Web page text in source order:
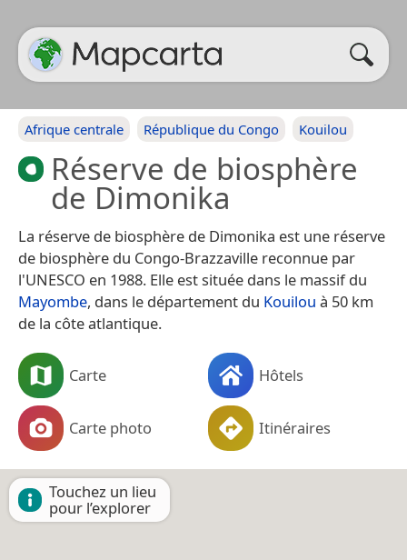
Afrique centrale République du Congo Kouilou
Réserve de biosphère
de Dimonika
La réserve de biosphère de Dimonika est une réserve
de biosphère du Congo-Brazzaville reconnue par
l'UNESCO en 1988. Elle est située dans le massif du
Mayombe, dans le département du Kouilou à 50 km
de la côte atlantique.
Carte Hôtels
Carte photo Itinéraires
Touchez un lieu
pour l’explorer